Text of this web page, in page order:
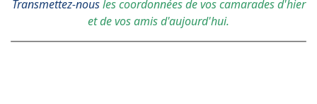
Transmettez-nousles coordonnées de vos camarades d'hier
et de vos amis d'aujourd'hui.